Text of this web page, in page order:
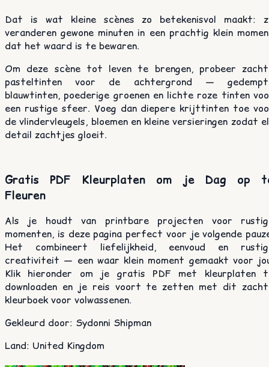
Dat is wat kleine scènes zo betekenisvol maakt:
veranderen gewone minuten in een prachtig klein
dat het waard is te bewaren.
Om deze scène tot leven te brengen, probeer
pasteltinten voor de achtergrond —
blauwtinten, poederige groenen en lichte roze tinten
een rustige sfeer. Voeg dan diepere krijttinten toe
de vlindervleugels, bloemen en kleine versieringen zodat
detail zachtjes gloeit.
Gratis PDF Kleurplaten om je Dag op
Fleuren
Als je houdt van printbare projecten voor
momenten, is deze pagina perfect voor je volgende
Het combineert liefelijkheid, eenvoud en
creativiteit — een waar klein moment gemaakt voor
Klik hieronder om je gratis PDF met kleurplaten
downloaden en je reis voort te zetten met dit
kleurboek voor volwassenen.
Gekleurd door: Sydonni Shipman
Land: United Kingdom